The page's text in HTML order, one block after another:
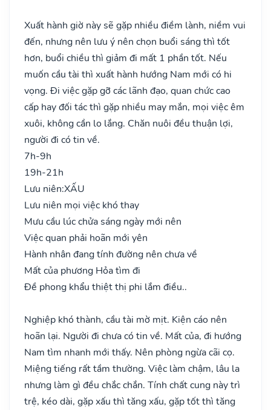
Xuất hành giờ này sẽ gặp nhiều điềm lành, niềm vui
đến, nhưng nên lưu ý nên chọn buổi sáng thì tốt
hơn, buổi chiều thì giảm đi mất 1 phần tốt. Nếu
muốn cầu tài thì xuất hành hướng Nam mới có hi
vọng. Đi việc gặp gỡ các lãnh đạo, quan chức cao
cấp hay đối tác thì gặp nhiều may mắn, mọi việc êm
xuôi, không cần lo lắng. Chăn nuôi đều thuận lợi,
người đi có tin về.
7h-9h
19h-21h
Lưu niên:XẤU
Lưu niên mọi việc khó thay
Mưu cầu lúc chửa sáng ngày mới nên
Việc quan phải hoãn mới yên
Hành nhân đang tính đường nên chưa về
Mất của phương Hỏa tìm đi
Đề phong khẩu thiệt thị phi lắm điều..
Nghiệp khó thành, cầu tài mờ mịt. Kiện cáo nên
hoãn lại. Người đi chưa có tin về. Mất của, đi hướng
Nam tìm nhanh mới thấy. Nên phòng ngừa cãi cọ.
Miệng tiếng rất tầm thường. Việc làm chậm, lâu la
nhưng làm gì đều chắc chắn. Tính chất cung này trì
trệ, kéo dài, gặp xấu thì tăng xấu, gặp tốt thì tăng